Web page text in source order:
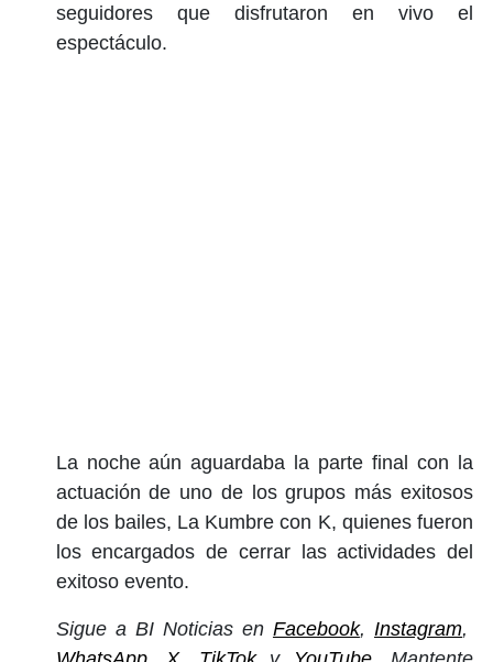
seguidores que disfrutaron en vivo el
espectáculo.
La noche aún aguardaba la parte final con la
actuación de uno de los grupos más exitosos
de los bailes, La Kumbre con K, quienes fueron
los encargados de cerrar las actividades del
exitoso evento.
Sigue a BI Noticias en Facebook, Instagram,